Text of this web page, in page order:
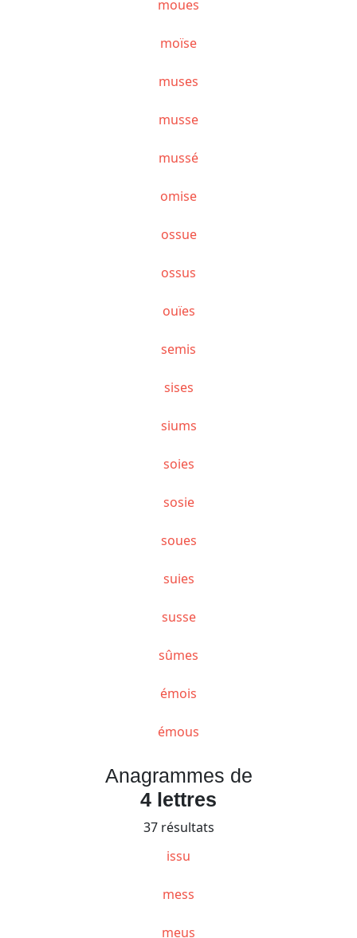
moues
moïse
muses
musse
mussé
omise
ossue
ossus
ouïes
semis
sises
siums
soies
sosie
soues
suies
susse
sûmes
émois
émous
Anagrammes de
4 lettres
37 résultats
issu
mess
meus